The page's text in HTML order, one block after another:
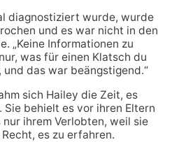
diagnostiziert wurde, wurde
und es war nicht in den
„Keine Informationen zu
was für einen Klatsch du
das war beängstigend.“
sich Hailey die Zeit, es
Sie behielt es vor ihren Eltern
ihrem Verlobten, weil sie
es zu erfahren.